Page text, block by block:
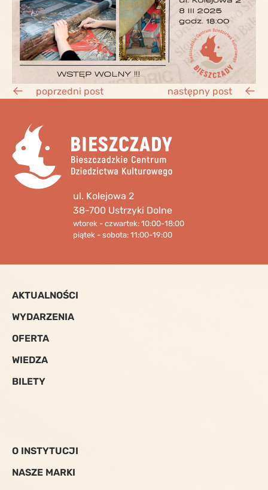
poprzedni post następny post
ul. Kolejowa 2
38-700 Ustrzyki Dolne
wtorek - czwartek: 10:00-18:00
piątek - sobota: 11:00-19:00
AKTUALNOŚCI
WYDARZENIA
OFERTA
WIEDZA
BILETY
O INSTYTUCJI
NASZE MARKI